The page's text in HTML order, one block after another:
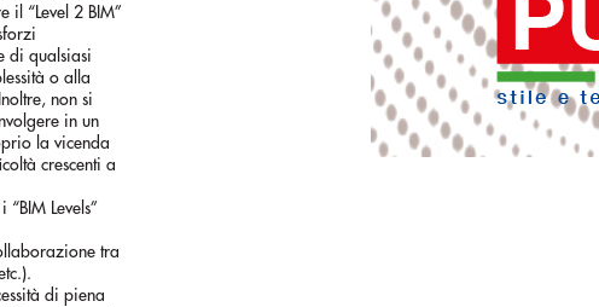
il “Level 2 BIM”
di qualsiasi
o alla
non si
in un
la vicenda
crescenti a
Levels”
tra
di piena